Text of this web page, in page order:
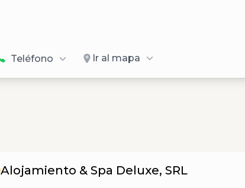
Teléfono Ir al mapa
Alojamiento & Spa Deluxe, SRL